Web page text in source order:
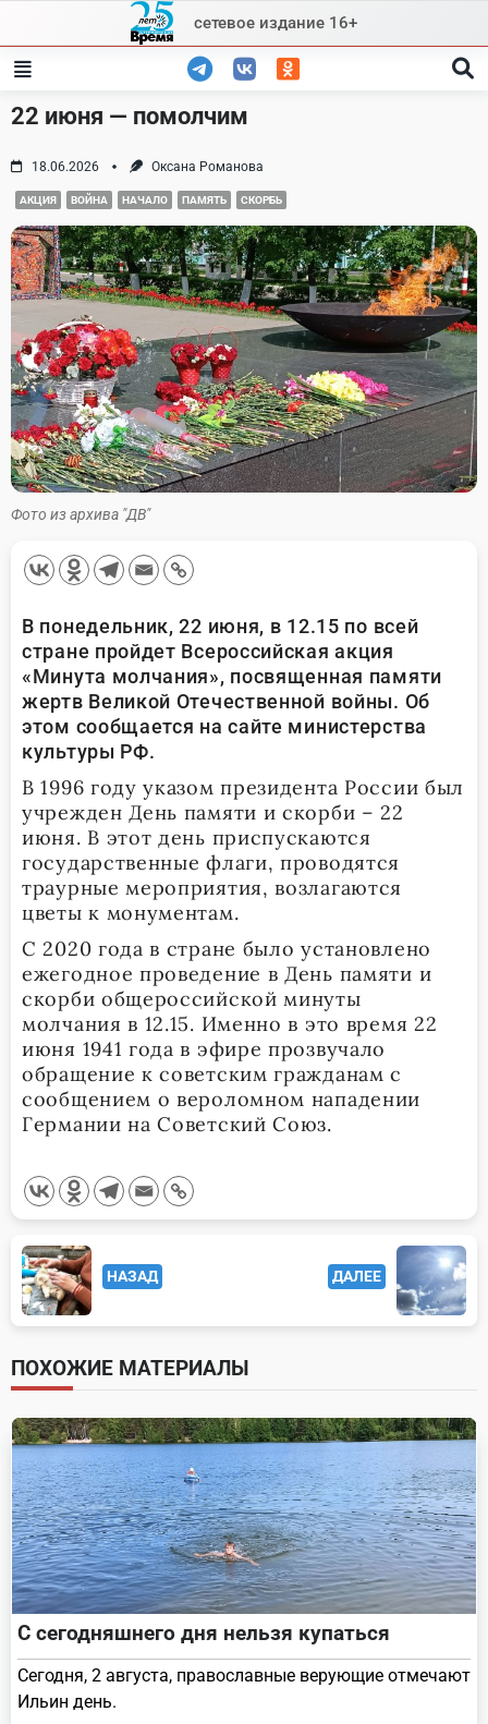
content
сетевое издание 16+
22 июня — помолчим
18.06.2026 Оксана Романова
АКЦИЯ ВОЙНА НАЧАЛО ПАМЯТЬ СКОРБЬ
Фото из архива "ДВ"
В понедельник, 22 июня, в 12.15 по всей
стране пройдет Всероссийская акция
«Минута молчания», посвященная памяти
жертв Великой Отечественной войны. Об
этом сообщается на сайте министерства
культуры РФ.
В 1996 году указом президента России был
учрежден День памяти и скорби – 22
июня. В этот день приспускаются
государственные флаги, проводятся
траурные мероприятия, возлагаются
цветы к монументам.
С 2020 года в стране было установлено
ежегодное проведение в День памяти и
скорби общероссийской минуты
молчания в 12.15. Именно в это время 22
июня 1941 года в эфире прозвучало
обращение к советским гражданам с
сообщением о вероломном нападении
Германии на Советский Союз.
<span
class="nav-
subtitle
screen-
reader-
text">Page</span>
НАЗАД ДАЛЕЕ
ПОХОЖИЕ МАТЕРИАЛЫ
С сегодняшнего дня нельзя купаться
Сегодня, 2 августа, православные верующие отмечают
Ильин день.